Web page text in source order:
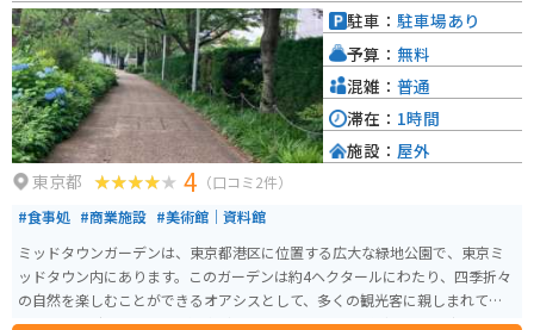
の和菓子を楽しむことができます。建物は建築家・隈研吾氏の設計によるも
ので、モダンで洗練されたデザインが特徴です。周辺にはショッピングエリ
アやレストランも充実しており、美術鑑賞と合わせて一日中楽しむことがで
きます。アクセスも便利で、六本木駅から徒歩数分です。
東京都 4 （口コミ2件）
#食事処 #商業施設 #美術館｜資料館
ミッドタウンガーデンは、東京都港区に位置する広大な緑地公園で、東京ミ
ッドタウン内にあります。このガーデンは約4ヘクタールにわたり、四季折々
の自然を楽しむことができるオアシスとして、多くの観光客に親しまれてい
ます。ガーデンは「高原の湧水ゾーン」「山のせせらぎゾーン」「森のエッ
駐車： 駐車場あり
予算： 無料
混雑： 普通
滞在： 1時間
施設： 屋外